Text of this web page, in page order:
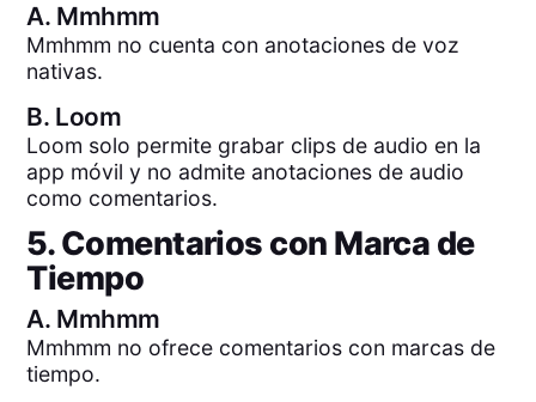
A. Mmhmm
Mmhmm no cuenta con anotaciones de voz
nativas.
B. Loom
Loom solo permite grabar clips de audio en la
app móvil y no admite anotaciones de audio
como comentarios.
5. Comentarios con Marca de
Tiempo
A. Mmhmm
Mmhmm no ofrece comentarios con marcas de
tiempo.